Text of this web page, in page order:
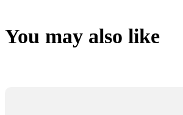
You may also like